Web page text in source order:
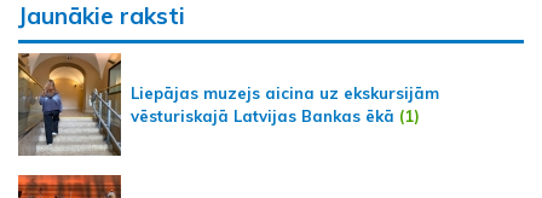
Jaunākie raksti
Liepājas muzejs aicina uz ekskursijām
vēsturiskajā Latvijas Bankas ēkā (1)